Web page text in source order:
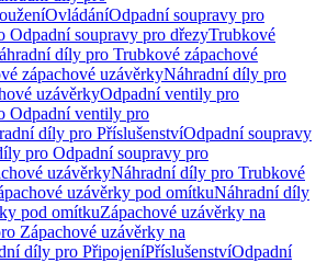
OvládáníOdpadní soupravy pro
Odpadní soupravy pro dřezyTrubkové
díly pro Trubkové zápachové
zápachové uzávěrkyNáhradní díly pro
uzávěrkyOdpadní ventily pro
Odpadní ventily pro
díly pro PříslušenstvíOdpadní soupravy
pro Odpadní soupravy pro
uzávěrkyNáhradní díly pro Trubkové
uzávěrky pod omítkuNáhradní díly
pod omítkuZápachové uzávěrky na
Zápachové uzávěrky na
díly pro PřipojeníPříslušenstvíOdpadní